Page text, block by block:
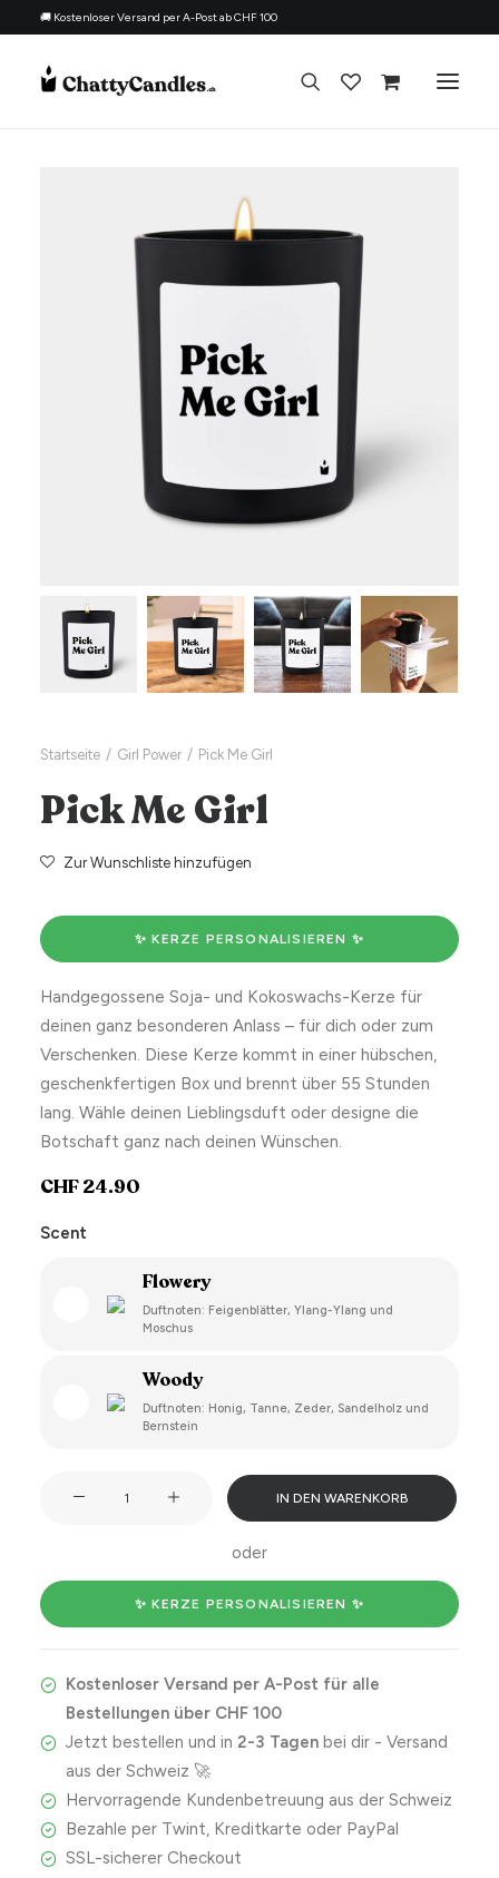
🚚 Kostenloser Versand per A-Post ab CHF 100
Geschenk für
Startseite Girl Power Pick Me Girl
Pick Me Girl
Zur Wunschliste hinzufügen
✨ KERZE PERSONALISIEREN ✨
Handgegossene Soja- und Kokoswachs-Kerze für
deinen ganz besonderen Anlass – für dich oder zum
Verschenken. Diese Kerze kommt in einer hübschen,
geschenkfertigen Box und brennt über 55 Stunden
lang. Wähle deinen Lieblingsduft oder designe die
Botschaft ganz nach deinen Wünschen.
CHF24.90
Scent
Flowery
Duftnoten: Feigenblätter, Ylang-Ylang und
Moschus
Woody
Duftnoten: Honig, Tanne, Zeder, Sandelholz und
Bernstein
IN DEN WARENKORB
oder
✨ KERZE PERSONALISIEREN ✨
Kostenloser Versand per A-Post für alle
Bestellungen über CHF 100
Jetzt bestellen und in 2-3 Tagenbei dir - Versand
aus der Schweiz 🚀
Hervorragende Kundenbetreuung aus der Schweiz
Bezahle per Twint, Kreditkarte oder PayPal
SSL-sicherer Checkout